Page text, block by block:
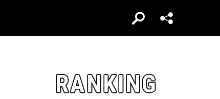
RANKING